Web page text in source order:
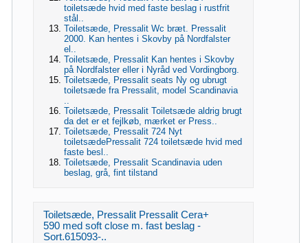
toiletsæde hvid med faste beslag i rustfrit
stål..
Toiletsæde, Pressalit Wc bræt. Pressalit
2000. Kan hentes i Skovby på Nordfalster
el..
Toiletsæde, Pressalit Kan hentes i Skovby
på Nordfalster eller i Nyråd ved Vordingborg.
Toiletsæde, Pressalit seats Ny og ubrugt
toiletsæde fra Pressalit, model Scandinavia
..
Toiletsæde, Pressalit Toiletsæde aldrig brugt
da det er et fejlkøb, mærket er Press..
Toiletsæde, Pressalit 724 Nyt
toiletsædePressalit 724 toiletsæde hvid med
faste besl..
Toiletsæde, Pressalit Scandinavia uden
beslag, grå, fint tilstand
Toiletsæde, Pressalit Pressalit Cera+
590 med soft close m. fast beslag -
Sort.615093-..